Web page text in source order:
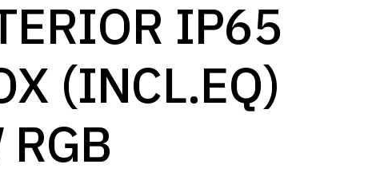
Zona de inspiración
Blog
IP65
(INCL.EQ)